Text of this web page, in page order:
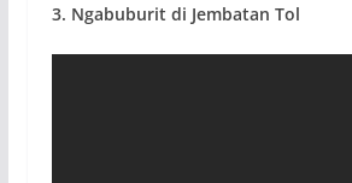
3. Ngabuburit di Jembatan Tol